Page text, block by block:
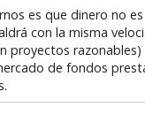
es que dinero no
con la misma
proyectos
de fondos